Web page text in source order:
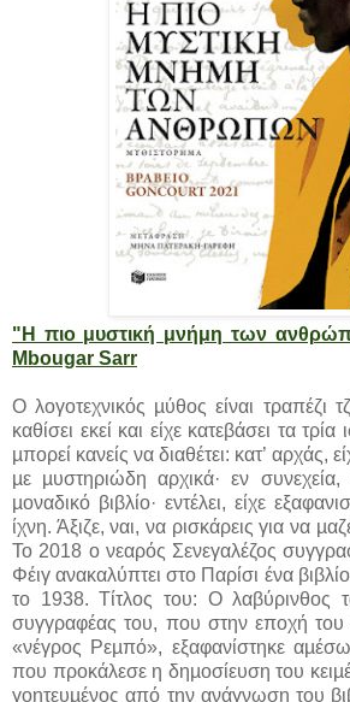
"Η πιο μυστική μνήμη των
Mbougar Sarr
Ο λογοτεχνικός µύθος είναι τραπέζι
καθίσει εκεί και είχε κατεβάσει τα
µπορεί κανείς να διαθέτει: κατ’ αρχάς,
µε µυστηριώδη αρχικά· εν συνεχεία,
µοναδικό βιβλίο· εντέλει, είχε
ίχνη. Άξιζε, ναι, να ρισκάρεις για να
Το 2018 ο νεαρός Σενεγαλέζος
Φέιγ ανακαλύπτει στο Παρίσι ένα
το 1938. Τίτλος του: Ο
συγγραφέας του, που στην εποχή του
«νέγρος Ρεµπό», εξαφανίστηκε
που προκάλεσε η δηµοσίευση του
γοητευµένος από την ανάγνωση του